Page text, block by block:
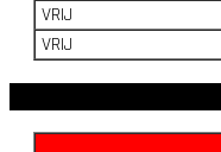
VRIJ
VRIJ